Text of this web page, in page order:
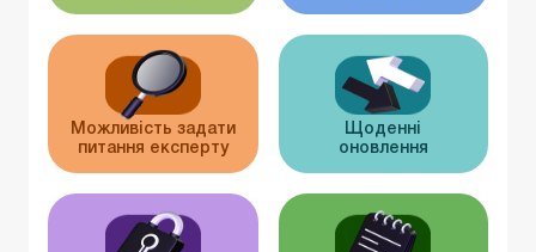
Можливість задати
питання експерту
Щоденні
оновлення